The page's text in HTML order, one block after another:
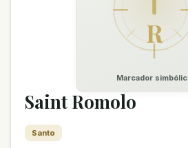
R
Marcador
Saint Romolo
Santo